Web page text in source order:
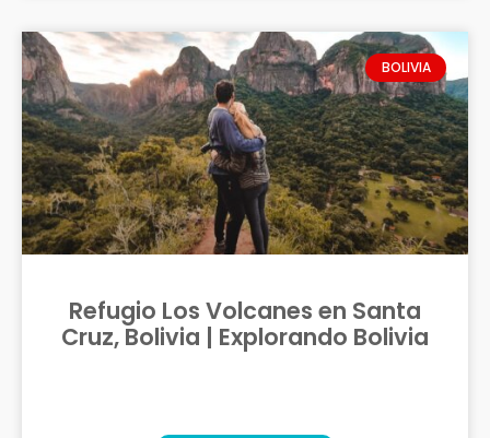
BOLIVIA
Refugio Los Volcanes en Santa
Cruz, Bolivia | Explorando Bolivia